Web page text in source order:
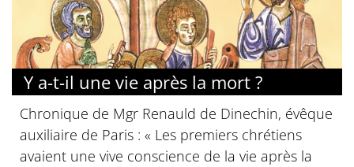
Y a-t-il une vie après la mort ?
Chronique de Mgr Renauld de Dinechin, évêque
auxiliaire de Paris : « Les premiers chrétiens
avaient une vive conscience de la vie après la